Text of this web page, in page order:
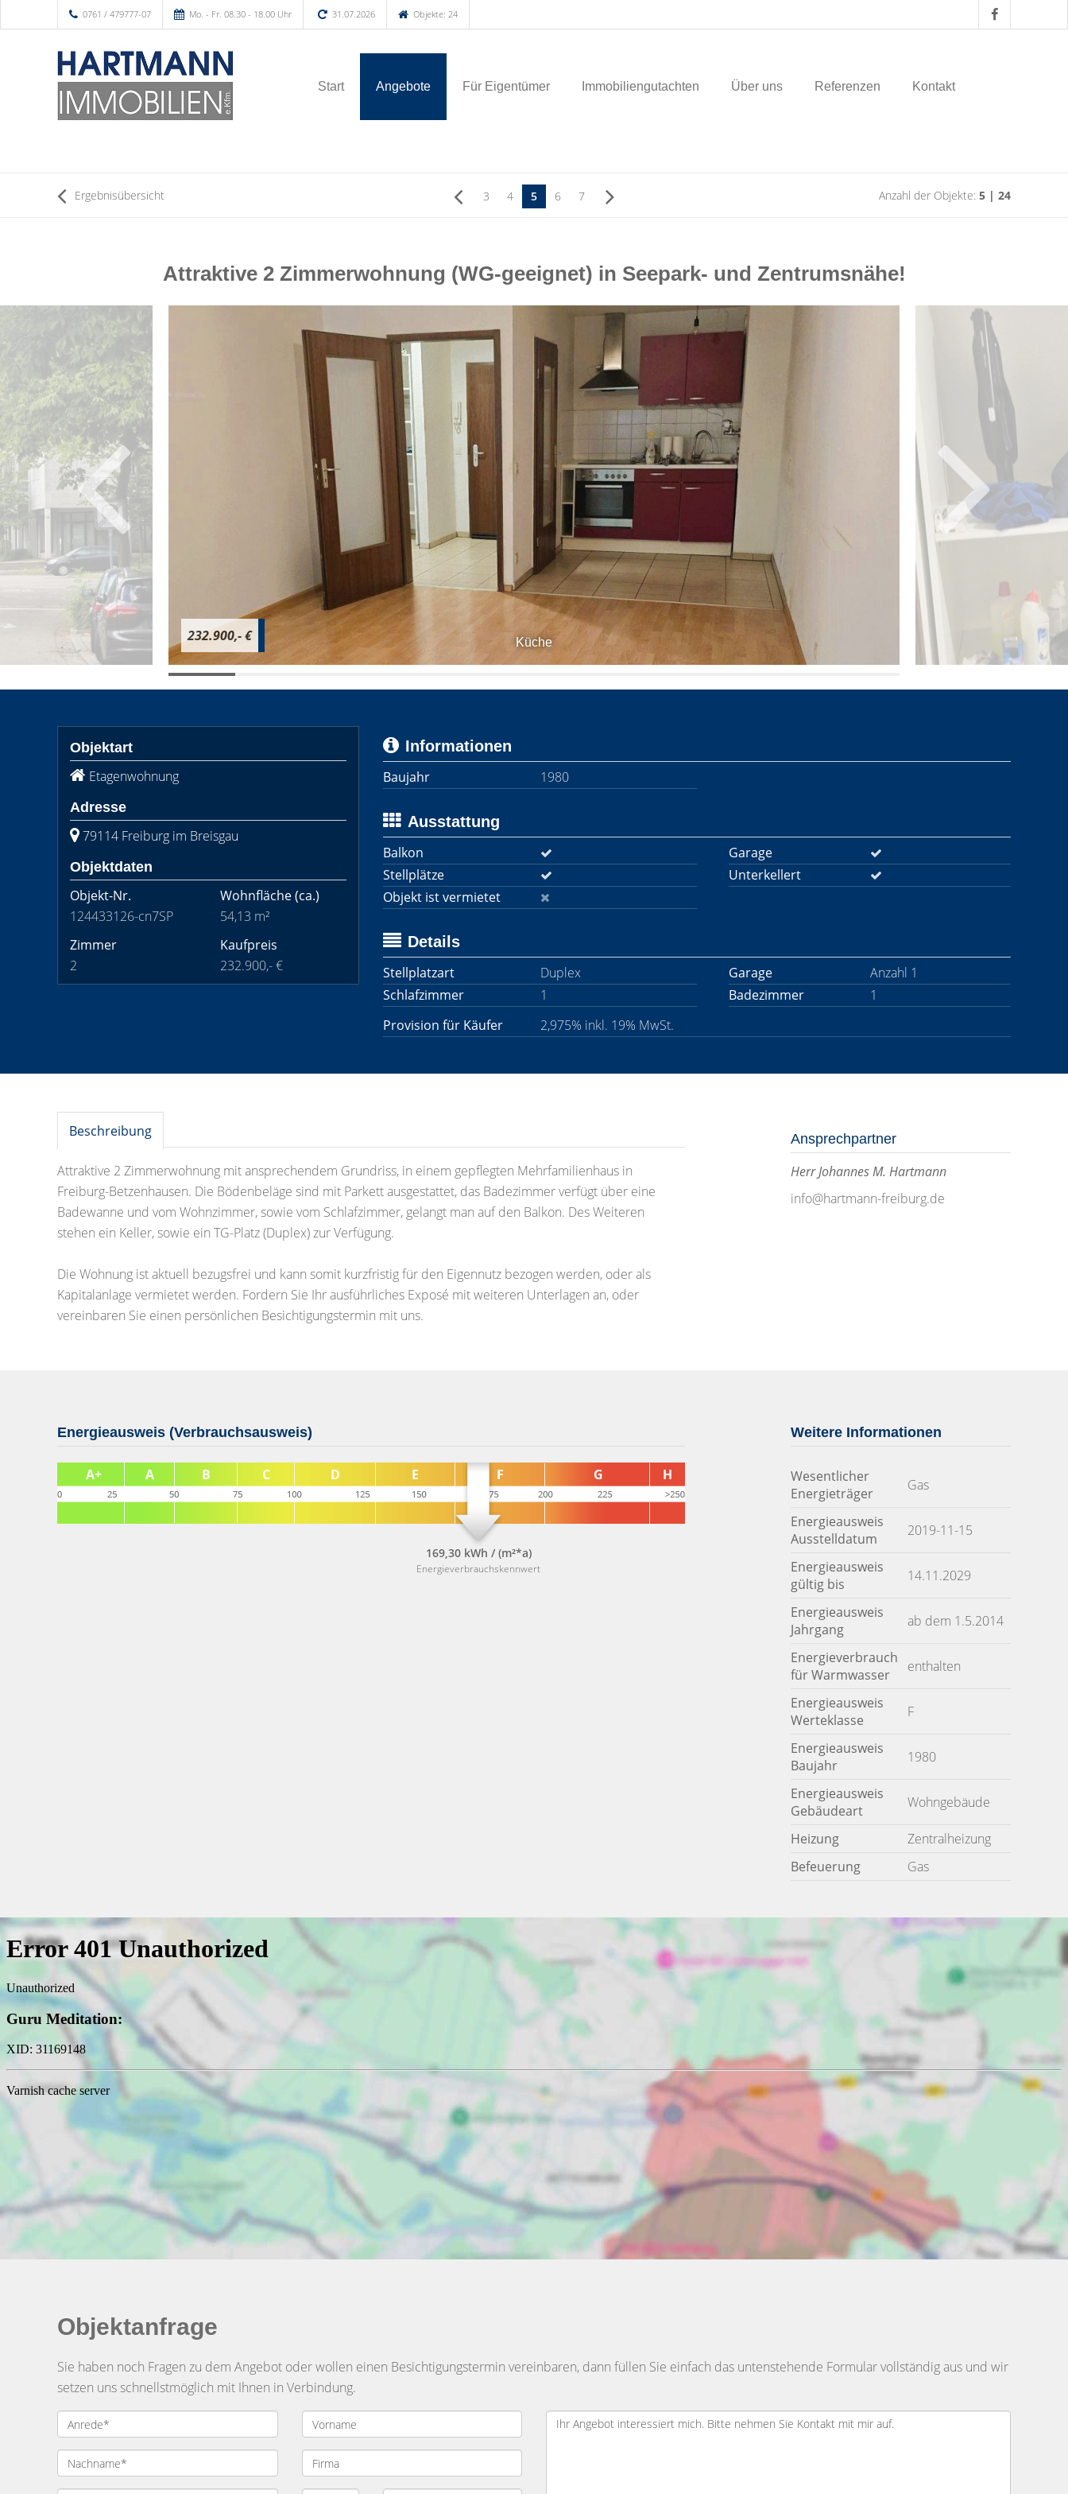
0761 / 479777-07 Mo. - Fr. 08.30 - 18.00 Uhr 31.07.2026 Objekte: 24
Start Angebote Für Eigentümer Immobiliengutachten Über uns Referenzen Kontakt
Ergebnisübersicht 3 4 5 6 7 Anzahl der Objekte: 5 | 24
Attraktive 2 Zimmerwohnung (WG-geeignet) in Seepark- und Zentrumsnähe!
Küche
232.900,- €
Objektart
Etagenwohnung
Adresse
79114 Freiburg im Breisgau
Objektdaten
Objekt-Nr.
124433126-cn7SP
Wohnfläche(ca.)
54,13 m²
Zimmer
2
Kaufpreis
232.900,- €
Informationen
Baujahr
1980
Ausstattung
Balkon
Garage
Stellplätze
Unterkellert
Objekt ist vermietet
Details
Stellplatzart
Duplex Garage
Anzahl 1
Schlafzimmer
1 Badezimmer
1
Provision für Käufer
2,975% inkl. 19% MwSt.
Beschreibung
Attraktive 2 Zimmerwohnung mit ansprechendem Grundriss, in einem gepflegten Mehrfamilienhaus in
Freiburg-Betzenhausen. Die Bödenbeläge sind mit Parkett ausgestattet, das Badezimmer verfügt über eine
Badewanne und vom Wohnzimmer, sowie vom Schlafzimmer, gelangt man auf den Balkon. Des Weiteren
stehen ein Keller, sowie ein TG-Platz (Duplex) zur Verfügung.
Die Wohnung ist aktuell bezugsfrei und kann somit kurzfristig für den Eigennutz bezogen werden, oder als
Kapitalanlage vermietet werden. Fordern Sie Ihr ausführliches Exposé mit weiteren Unterlagen an, oder
vereinbaren Sie einen persönlichen Besichtigungstermin mit uns.
Ansprechpartner
Herr Johannes M. Hartmann
info@hartmann-freiburg.de
Energieausweis (Verbrauchsausweis)
169,30 kWh / (m²*a)
Energieverbrauchskennwert
Weitere Informationen
Wesentlicher
Energieträger
Gas
Energieausweis
Ausstelldatum
2019-11-15
Energieausweis
gültig bis
14.11.2029
Energieausweis
Jahrgang
ab dem 1.5.2014
Energieverbrauch
für Warmwasser
enthalten
Energieausweis
Werteklasse
F
Energieausweis
Baujahr
1980
Energieausweis
Gebäudeart
Wohngebäude
Heizung
Zentralheizung
Befeuerung
Gas
Objektanfrage
Sie haben noch Fragen zu dem Angebot oder wollen einen Besichtigungstermin vereinbaren, dann füllen Sie einfach das untenstehende Formular vollständig aus und wir
setzen uns schnellstmöglich mit Ihnen in Verbindung.